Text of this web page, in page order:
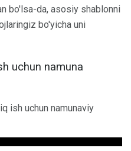
bo'lsa-da, asosiy shablonni
bo'yicha uni
uchun namuna
ish uchun namunaviy